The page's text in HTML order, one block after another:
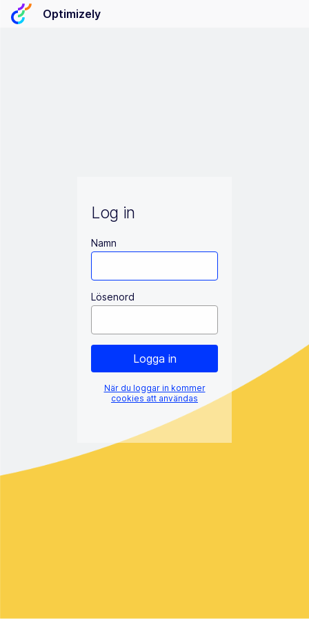
Optimizely
Log in
Namn
Lösenord
När du loggar in kommer
cookies att användas